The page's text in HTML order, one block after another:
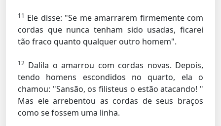
11 Ele disse: "Se me amarrarem firmemente com
cordas que nunca tenham sido usadas, ficarei
tão fraco quanto qualquer outro homem".
12 Dalila o amarrou com cordas novas. Depois,
tendo homens escondidos no quarto, ela o
chamou: "Sansão, os filisteus o estão atacando! "
Mas ele arrebentou as cordas de seus braços
como se fossem uma linha.